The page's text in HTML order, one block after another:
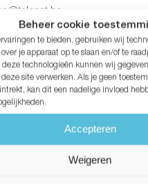
Beheer cookie
te bieden, gebruiken wij
je apparaat op te slaan en/of te
technologieën kunnen wij
deze site verwerken. Als je geen
kan dit een nadelige invloed
Accepteren
Weigeren
vergeten?